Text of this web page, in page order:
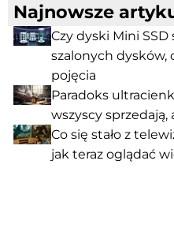
Najnowsze
Czy dyski Mini SSD
szalonych dysków,
pojęcia
Paradoks
wszyscy
Co się stało z
jak teraz oglądać